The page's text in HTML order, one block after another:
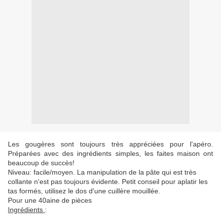
Les gougères sont toujours très appréciées pour l'apéro.
Préparées avec des ingrédients simples, les faites maison ont
beaucoup de succès!
Niveau: facile/moyen. La manipulation de la pâte qui est très
collante n'est pas toujours évidente. Petit conseil pour aplatir les
tas formés, utilisez le dos d'une cuillère mouillée.
Pour une 40aine de pièces
Ingrédients :